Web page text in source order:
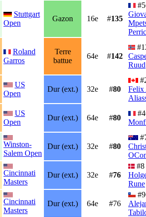
Stuttgart
Open
Gazon 16e #135
Roland
Garros
Terre
battue
64e #142
Ruud
US
Open
Dur (ext.) 32e #80
Felix
US
Open
Dur (ext.) 64e #80
Winston-
Salem Open
Dur (ext.) 32e #80
Cincinnati
Masters
Dur (ext.) 32e #76
#8
Rune
Cincinnati
Masters
Dur (ext.) 64e #76